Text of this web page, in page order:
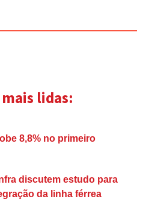
lidas:
8,8% no primeiro
discutem estudo para
da linha férrea